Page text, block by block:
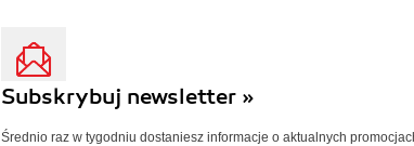
Subskrybuj newsletter »
Średnio raz w tygodniu dostaniesz informacje o aktualnych